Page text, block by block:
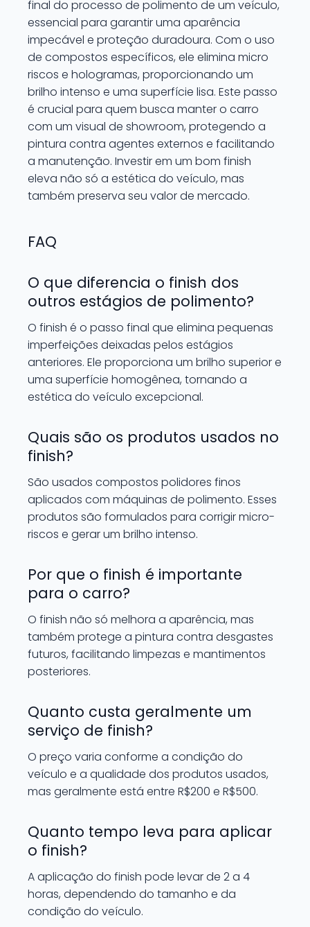
final do processo de polimento de um veículo,
essencial para garantir uma aparência
impecável e proteção duradoura. Com o uso
de compostos específicos, ele elimina micro
riscos e hologramas, proporcionando um
brilho intenso e uma superfície lisa. Este passo
é crucial para quem busca manter o carro
com um visual de showroom, protegendo a
pintura contra agentes externos e facilitando
a manutenção. Investir em um bom finish
eleva não só a estética do veículo, mas
também preserva seu valor de mercado.
FAQ
O que diferencia o finish dos
outros estágios de polimento?
O finish é o passo final que elimina pequenas
imperfeições deixadas pelos estágios
anteriores. Ele proporciona um brilho superior e
uma superfície homogênea, tornando a
estética do veículo excepcional.
Quais são os produtos usados no
finish?
São usados compostos polidores finos
aplicados com máquinas de polimento. Esses
produtos são formulados para corrigir micro-
riscos e gerar um brilho intenso.
Por que o finish é importante
para o carro?
O finish não só melhora a aparência, mas
também protege a pintura contra desgastes
futuros, facilitando limpezas e mantimentos
posteriores.
Quanto custa geralmente um
serviço de finish?
O preço varia conforme a condição do
veículo e a qualidade dos produtos usados,
mas geralmente está entre R$200 e R$500.
Quanto tempo leva para aplicar
o finish?
A aplicação do finish pode levar de 2 a 4
horas, dependendo do tamanho e da
condição do veículo.